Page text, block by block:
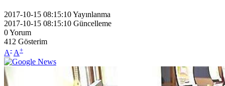
2017-10-15 08:15:10Yayınlanma
2017-10-15 08:15:10 Güncelleme
0Yorum
412 Gösterim
A- A+